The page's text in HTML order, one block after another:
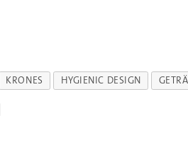
KRONES HYGIENIC DESIGN